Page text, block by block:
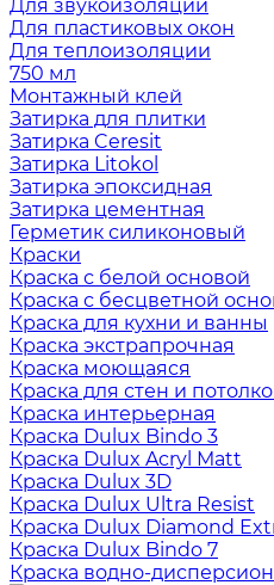
Для звукоизоляции
Для пластиковых окон
Для теплоизоляции
750 мл
Монтажный клей
Затирка для плитки
Затирка Ceresit
Затирка Litokol
Затирка эпоксидная
Затирка цементная
Герметик силиконовый
Краски
Краска с белой основой
Краска с бесцветной
Краска для кухни и ванны
Краска экстрапрочная
Краска моющаяся
Краска для стен и
Краска интерьерная
Краска Dulux Bindo 3
Краска Dulux Acryl Matt
Краска Dulux 3D
Краска Dulux Ultra Resist
Краска Dulux Diamond
Краска Dulux Bindo 7
Краска водно-